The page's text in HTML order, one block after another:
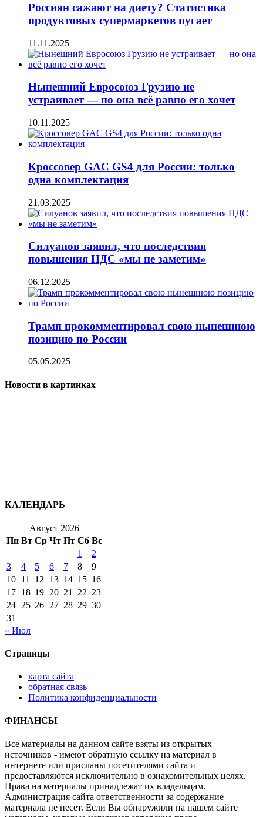
Россиян сажают на диету? Статистика
продуктовых супермаркетов пугает
11.11.2025
Нынешний Евросоюз Грузию не
устраивает — но она всё равно его хочет
10.11.2025
Кроссовер GAC GS4 для России: только
одна комплектация
21.03.2025
Силуанов заявил, что последствия
повышения НДС «мы не заметим»
06.12.2025
Трамп прокомментировал свою нынешнюю
позицию по России
05.05.2025
Новости в картинках
КАЛЕНДАРЬ
Август 2026
Пн Вт Ср Чт Пт Сб Вс
1
2
3
4 5 6 7 8
9
10 11 12 13 14 15 16
17 18 19 20 21 22 23
24 25 26 27 28 29 30
31
« Июл
Страницы
карта сайта
обратная связь
Политика конфиденциальности
ФИНАНСЫ
Все материалы на данном сайте взяты из открытых
источников - имеют обратную ссылку на материал в
интернете или присланы посетителями сайта и
предоставляются исключительно в ознакомительных целях.
Права на материалы принадлежат их владельцам.
Администрация сайта ответственности за содержание
материала не несет. Если Вы обнаружили на нашем сайте